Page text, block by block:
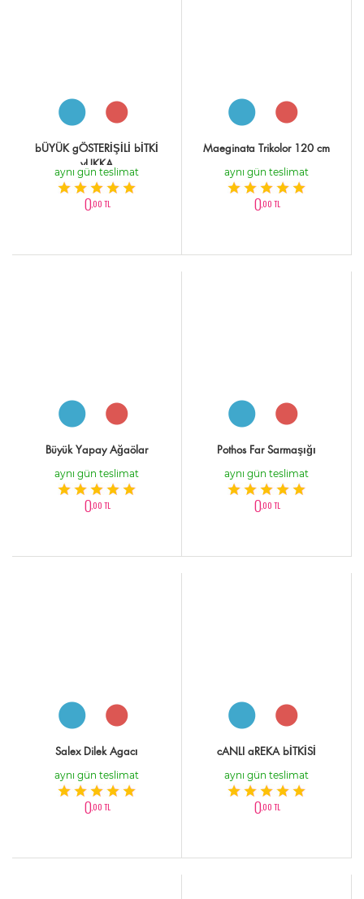
bÜYÜK gÖSTERİŞİLİ bİTKİ
yUKKA
aynı gün teslimat
0,00 TL
Maeginata Trikolor 120 cm
aynı gün teslimat
0,00 TL
Büyük Yapay Ağaölar
aynı gün teslimat
0,00 TL
Pothos Far Sarmaşığı
aynı gün teslimat
0,00 TL
Salex Dilek Agacı
aynı gün teslimat
0,00 TL
cANLI aREKA bİTKİSİ
aynı gün teslimat
0,00 TL